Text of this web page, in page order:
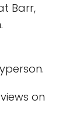
Barr,
on